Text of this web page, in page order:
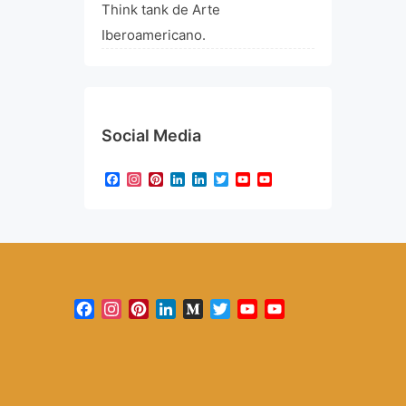
Think tank de Arte
Iberoamericano.
Social Media
Facebook
Instagram
Pinterest
LinkedIn
LinkedIn
TwitterYouTube
Facebook
Instagram
PinterestLinkedInMediumTwitterYouTube